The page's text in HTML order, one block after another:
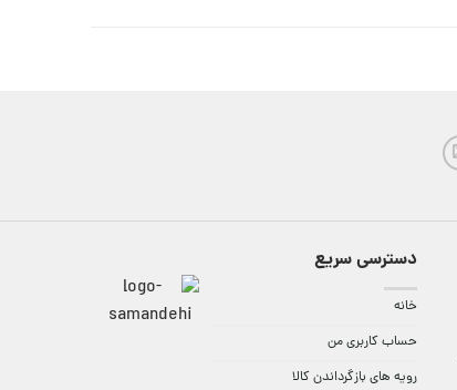
دسترسی سریع
خانه
حساب کاربری من
رویه های بازگرداندن کالا